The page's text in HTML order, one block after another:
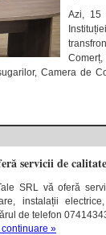
Azi, 15
Camera de
servicii de calitate
SRL vă oferă
instalații
de telefon
»